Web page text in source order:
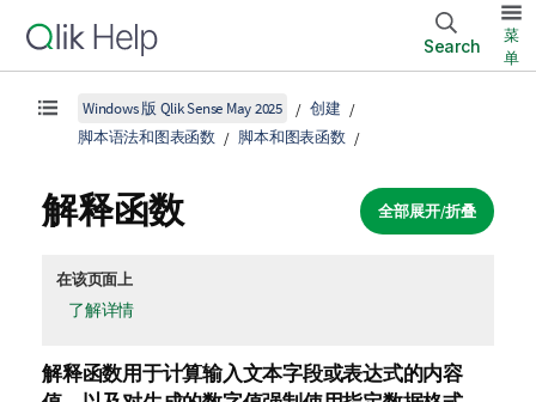
Search
菜
单
Windows 版 Qlik Sense May 2025
创建
脚本语法和图表函数
脚本和图表函数
全部展开/折叠
解释函数
在该页面上
了解详情
解释函数用于计算输入文本字段或表达式的内容